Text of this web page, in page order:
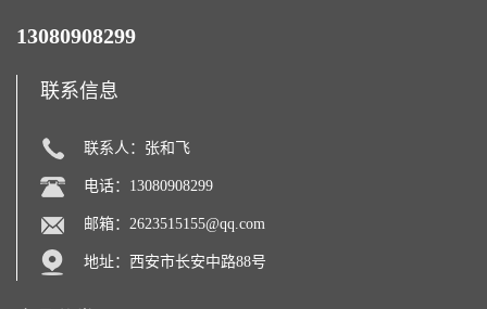
13080908299
联系信息
联系人：张和飞
电话：13080908299
邮箱： 2623515155@qq.com
地址：西安市长安中路88号